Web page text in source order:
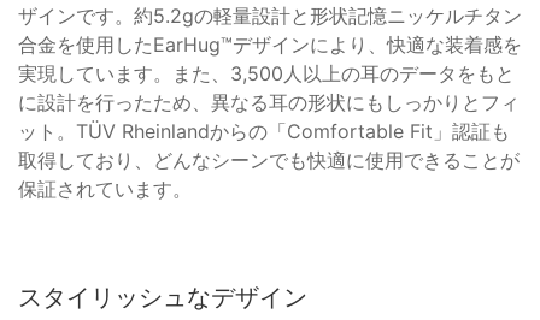
ザインです。約5.2gの軽量設計と形状記憶ニッケルチタン
合金を使用したEarHug™デザインにより、快適な装着感を
実現しています。また、3,500人以上の耳のデータをもと
に設計を行ったため、異なる耳の形状にもしっかりとフィ
ット。TÜV Rheinlandからの「Comfortable Fit」認証も
取得しており、どんなシーンでも快適に使用できることが
保証されています。
スタイリッシュなデザイン